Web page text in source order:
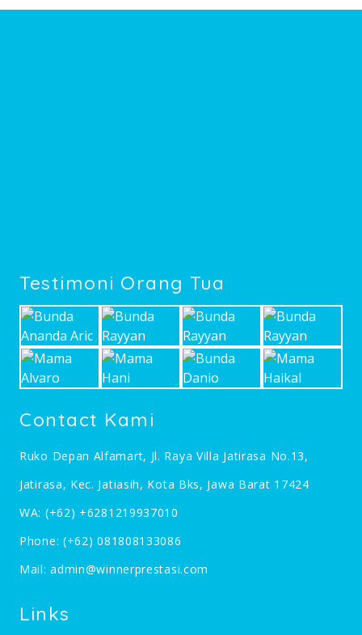
Testimoni Orang Tua
Contact Kami
Ruko Depan Alfamart, Jl. Raya Villa Jatirasa No.13,
Jatirasa, Kec. Jatiasih, Kota Bks, Jawa Barat 17424
WA: (+62) +6281219937010
Phone: (+62) 081808133086
Mail:admin@winnerprestasi.com
Links